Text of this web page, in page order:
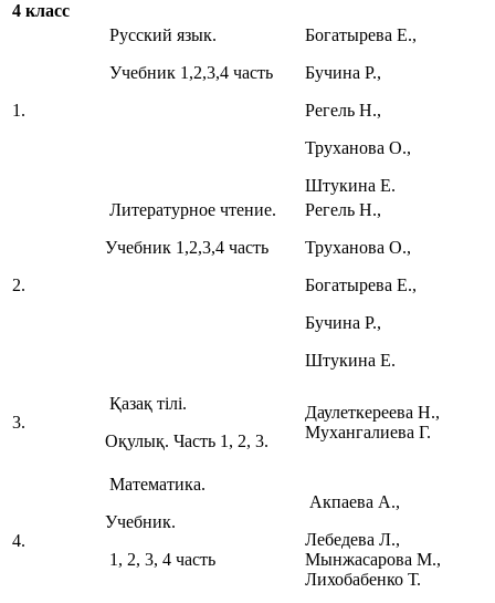
4 класс
1.
Русский язык.
Учебник 1,2,3,4 часть
Богатырева Е.,
Бучина Р.,
Регель Н.,
Труханова О.,
Штукина Е.
2.
Литературное чтение.
Учебник 1,2,3,4 часть
Регель Н.,
Труханова О.,
Богатырева Е.,
Бучина Р.,
Штукина Е.
3.
Қазақ тілі.
Оқулық. Часть 1, 2, 3.
Даулеткереева Н.,
Мухангалиева Г.
4.
Математика.
Учебник.
1, 2, 3, 4 часть
Акпаева А.,
Лебедева Л.,
Мынжасарова М.,
Лихобабенко Т.